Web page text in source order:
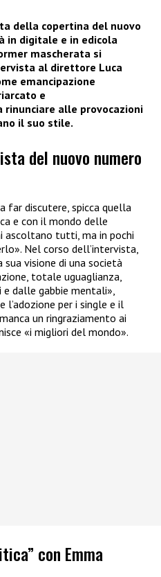
della copertina del nuovo
in digitale e in edicola
mascherata si
al direttore Luca
emancipazione
e
alle provocazioni
il suo stile.
del nuovo numero
far discutere, spicca quella
e con il mondo delle
ascoltano tutti, ma in pochi
Nel corso dell’intervista,
sua visione di una società
totale uguaglianza,
dalle gabbie mentali»,
per i single e il
un ringraziamento ai
«i migliori del mondo».
con Emma